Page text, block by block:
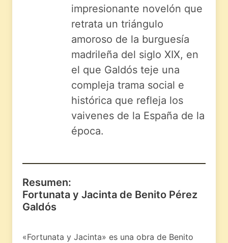
impresionante novelón que
retrata un triángulo
amoroso de la burguesía
madrileña del siglo XIX, en
el que Galdós teje una
compleja trama social e
histórica que refleja los
vaivenes de la España de la
época.
Resumen:
Fortunata y Jacinta de Benito Pérez
Galdós
«Fortunata y Jacinta» es una obra de Benito